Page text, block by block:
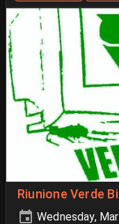
Riunione Verde
Wednesday,